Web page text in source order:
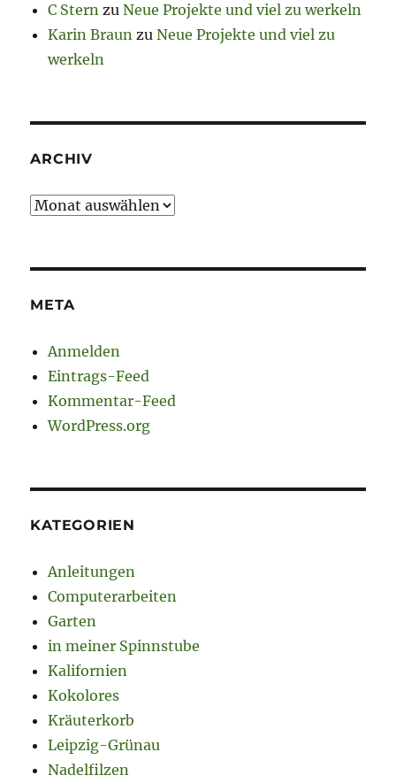
C Stern zuNeue Projekte und viel zu werkeln
Karin Braun zuNeue Projekte und viel zu
werkeln
ARCHIV
Archiv
META
Anmelden
Eintrags-Feed
Kommentar-Feed
WordPress.org
KATEGORIEN
Anleitungen
Computerarbeiten
Garten
in meiner Spinnstube
Kalifornien
Kokolores
Kräuterkorb
Leipzig-Grünau
Nadelfilzen